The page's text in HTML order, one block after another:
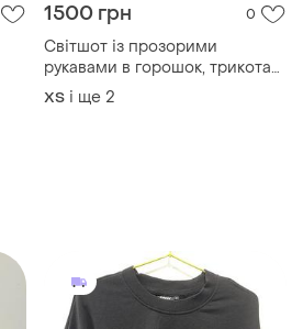
1500 грн 0
Світшот із прозорими
рукавами в горошок, трикотаж,
сітка-флок, лонгслів
ХS і ще 2